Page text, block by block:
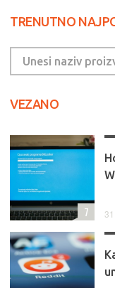
TRENUTNO
VEZANO
7